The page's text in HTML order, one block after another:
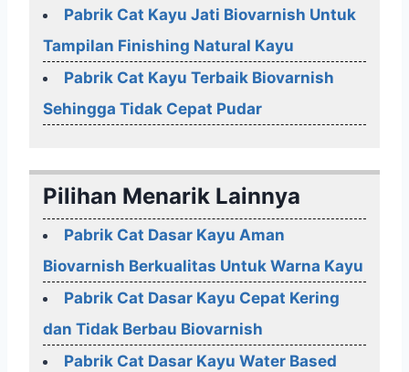
Pabrik Cat Kayu Jati Biovarnish Untuk
Tampilan Finishing Natural Kayu
Pabrik Cat Kayu Terbaik Biovarnish
Sehingga Tidak Cepat Pudar
Pilihan Menarik Lainnya
Pabrik Cat Dasar Kayu Aman
Biovarnish Berkualitas Untuk Warna Kayu
Pabrik Cat Dasar Kayu Cepat Kering
dan Tidak Berbau Biovarnish
Pabrik Cat Dasar Kayu Water Based